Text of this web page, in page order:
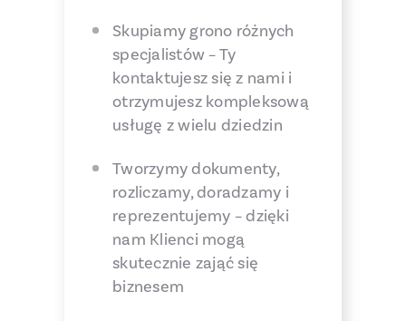
Skupiamy grono różnych
specjalistów – Ty
kontaktujesz się z nami i
otrzymujesz kompleksową
usługę z wielu dziedzin
Tworzymy dokumenty,
rozliczamy, doradzamy i
reprezentujemy – dzięki
nam Klienci mogą
skutecznie zająć się
biznesem